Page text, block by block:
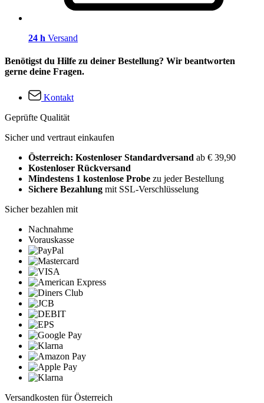
24 h Versand
Benötigst du Hilfe zu deiner Bestellung? Wir beantworten
gerne deine Fragen.
Kontakt
Geprüfte Qualität
Sicher und vertraut einkaufen
Österreich: Kostenloser Standardversand ab € 39,90
Kostenloser Rückversand
Mindestens 1 kostenlose Probe zu jeder Bestellung
Sichere Bezahlung mit SSL-Verschlüsselung
Sicher bezahlen mit
Nachnahme
Vorauskasse
Versandkosten für Österreich